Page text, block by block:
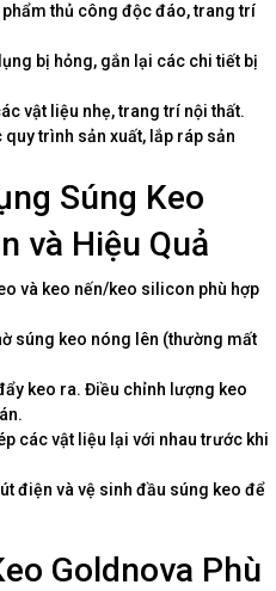
thủ công độc đáo, trang trí
bị hỏng, gắn lại các chi tiết bị
vật liệu nhẹ, trang trí nội thất.
trình sản xuất, lắp ráp sản
Súng Keo
và Hiệu Quả
và keo nến/keo silicon phù hợp
súng keo nóng lên (thường mất
keo ra. Điều chỉnh lượng keo
các vật liệu lại với nhau trước khi
điện và vệ sinh đầu súng keo để
Goldnova Phù